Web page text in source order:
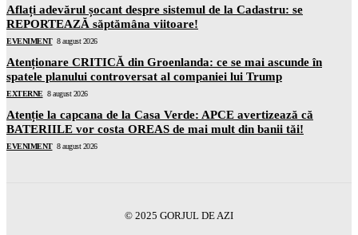
Aflați adevărul șocant despre sistemul de la Cadastru: se
REPORTEAZĂ săptămâna viitoare!
EVENIMENT 8 august 2026
Atenționare CRITICĂ din Groenlanda: ce se mai ascunde în
spatele planului controversat al companiei lui Trump
EXTERNE 8 august 2026
Atenție la capcana de la Casa Verde: APCE avertizează că
BATERIILE vor costa OREAS de mai mult din banii tăi!
EVENIMENT 8 august 2026
© 2025 GORJUL DE AZI